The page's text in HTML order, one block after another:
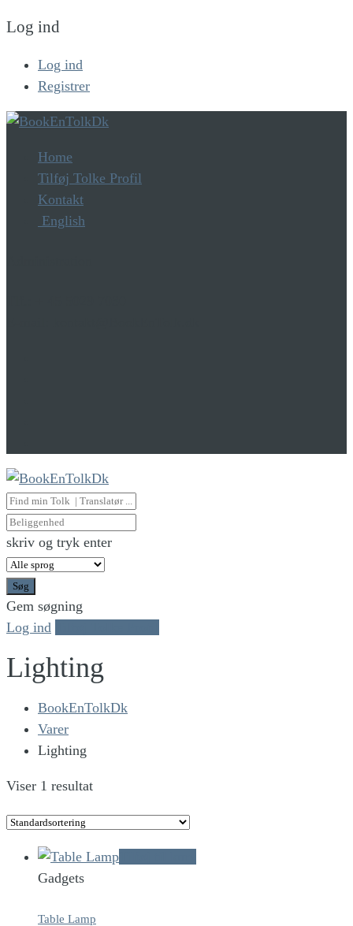
Log ind
Log ind
Registrer
Home
Tilføj Tolke Profil
Kontakt
English
skriv og tryk enter
Søg
Gem søgning
Log ind
Lighting
BookEnTolkDk
Varer
Lighting
Viser 1 resultat
Gadgets
Table Lamp